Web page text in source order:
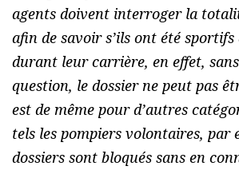
agents doivent interroger la
afin de savoir s’ils ont été
durant leur carrière, en effet,
question, le dossier ne peut pas
est de même pour d’autres
tels les pompiers volontaires, par
dossiers sont bloqués sans en